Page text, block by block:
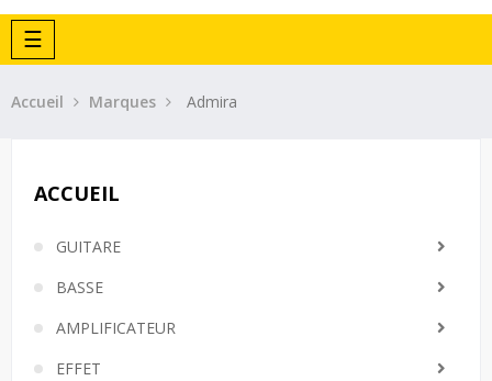
Basculer
la
navigation
☰
Accueil Marques Admira
ACCUEIL
GUITARE
BASSE
AMPLIFICATEUR
EFFET